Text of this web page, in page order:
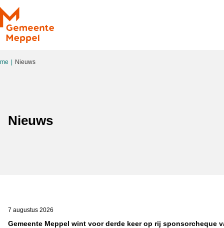
Ga naar de inhoud
Nieuws
Nieuws
Gemeente Meppel wint voor derde keer op rij sponsorcheque
7 augustus 2026